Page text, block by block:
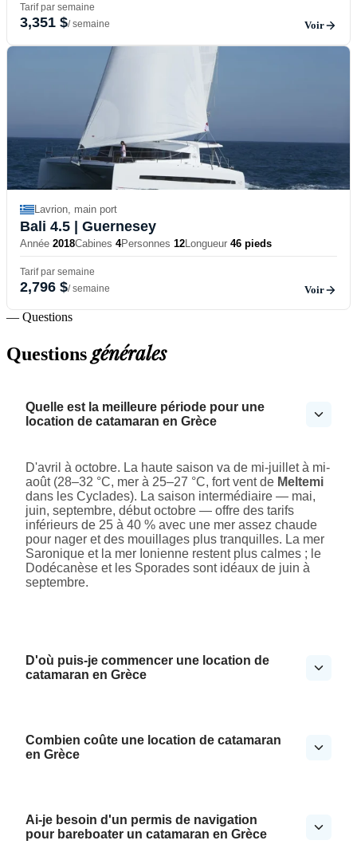
Tarif par semaine
3,351 $/ semaine Voir
Lavrion, main port
Bali 4.5 | Guernesey
Année 2018Cabines 4Personnes 12Longueur 46 pieds
Tarif par semaine
2,796 $/ semaine Voir
— Questions
Questionsgénérales
Quelle est la meilleure période pour une
location de catamaran en Grèce
D'avril à octobre. La haute saison va de mi-juillet à mi-
août (28–32 °C, mer à 25–27 °C, fort vent de Meltemi
dans les Cyclades). La saison intermédiaire — mai,
juin, septembre, début octobre — offre des tarifs
inférieurs de 25 à 40 % avec une mer assez chaude
pour nager et des mouillages plus tranquilles. La mer
Saronique et la mer Ionienne restent plus calmes ; le
Dodécanèse et les Sporades sont idéaux de juin à
septembre.
D'où puis-je commencer une location de
catamaran en Grèce
Combien coûte une location de catamaran
en Grèce
Ai-je besoin d'un permis de navigation
pour bareboater un catamaran en Grèce